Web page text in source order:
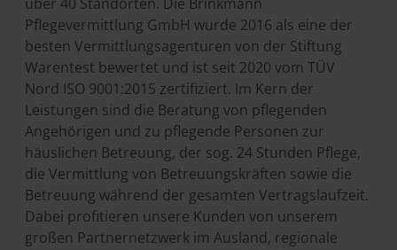
our social media, advertising and analytics partners who
may combine it with other information that you’ve
provided to them or that they’ve collected from your use
of their services.
Pflegevermittlung GmbH wurde 2016 als eine der
besten Vermittlungsagenturen von der Stiftung
Warentest bewertet und ist seit 2020 vom TÜV
Nord ISO 9001:2015 zertifiziert. Im Kern der
Leistungen sind die Beratung von pflegenden
Angehörigen und zu pflegende Personen zur
häuslichen Betreuung, der sog. 24 Stunden Pflege,
die Vermittlung von Betreuungskräften sowie die
Betreuung während der gesamten Vertragslaufzeit.
Dabei profitieren unsere Kunden von unserem
großen Partnernetzwerk im Ausland, regionale